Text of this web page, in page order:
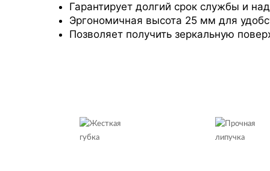
Гарантирует долгий срок службы и
Эргономичная высота 25 мм для
Позволяет получить зеркальную